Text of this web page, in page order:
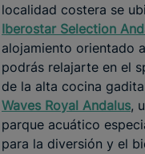
localidad costera se
Iberostar Selection
alojamiento orientado
podrás relajarte en el
de la alta cocina
Waves Royal Andalus,
parque acuático
para la diversión y el